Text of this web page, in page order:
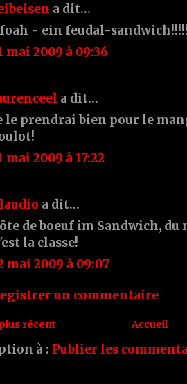
a dit…
- ein feudal-
mai 2009 à 09:36
a dit…
le prendrai bien pour le
mai 2009 à 17:22
a dit…
de boeuf im Sandwich,
la classe!
mai 2009 à 09:07
un commentaire
récent Accueil
à : Publier les